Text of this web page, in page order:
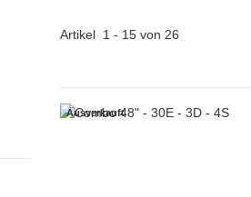
Artikel 1 - 15 von 26
Ausverkauft